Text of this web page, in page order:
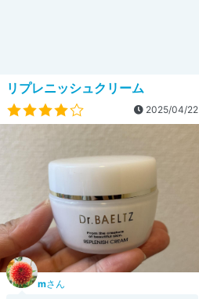
リプレニッシュクリーム
2025/04/22
mさん